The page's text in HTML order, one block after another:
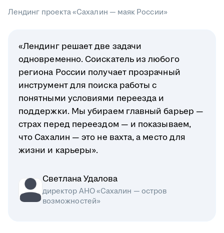
Лендинг проекта «Сахалин — маяк России»
«Лендинг решает две задачи
одновременно. Соискатель из любого
региона России получает прозрачный
инструмент для поиска работы с
понятными условиями переезда и
поддержки. Мы убираем главный барьер —
страх перед переездом — и показываем,
что Сахалин — это не вахта, а место для
жизни и карьеры».
Светлана Удалова
директор АНО «Сахалин — остров
возможностей»